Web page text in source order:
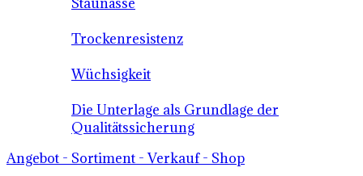
Trockenresistenz
Wüchsigkeit
Die Unterlage als Grundlage der
Qualitätssicherung
Angebot - Sortiment - Verkauf - Shop